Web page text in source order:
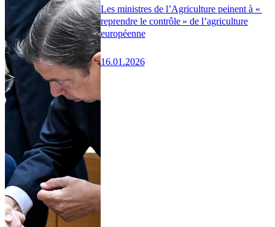
Les ministres de l’Agriculture peinent à «
reprendre le contrôle » de l’agriculture
européenne
16.01.2026